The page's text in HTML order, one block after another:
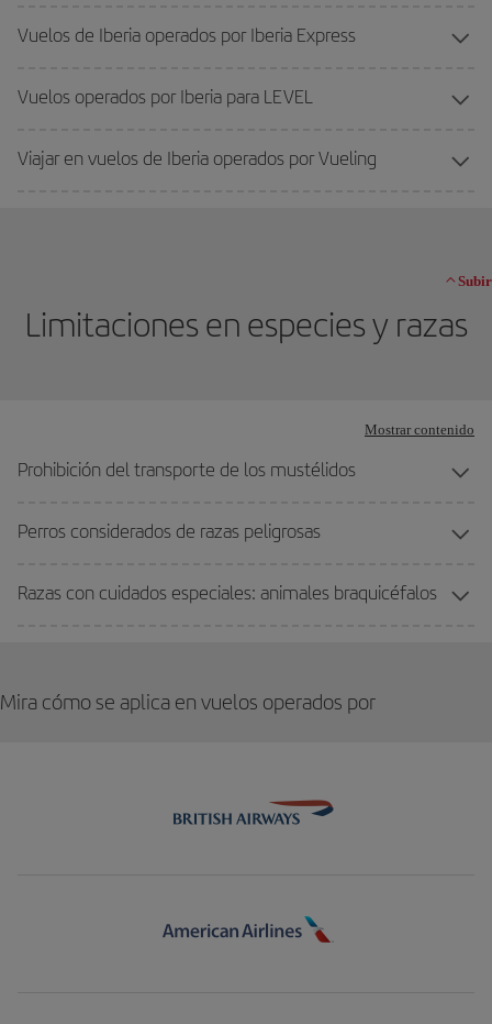
Vuelos de Iberia operados por Iberia Express
Vuelos operados por Iberia para LEVEL
Viajar en vuelos de Iberia operados por Vueling
Subir
Limitaciones en especies y razas
Mostrar contenido
Prohibición del transporte de los mustélidos
Perros considerados de razas peligrosas
Razas con cuidados especiales: animales braquicéfalos
Mira cómo se aplica en vuelos operados por